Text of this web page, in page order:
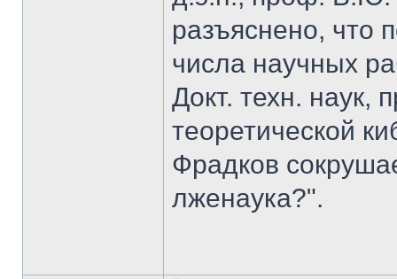
разъяснено, что
числа научных
Докт. техн. наук,
теоретической
Фрадков
лженаука?".